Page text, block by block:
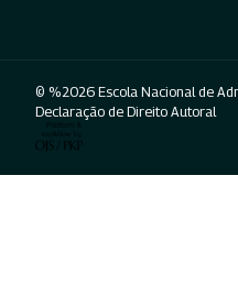
© %2026 Escola Nacional de
Declaração de Direito Autoral